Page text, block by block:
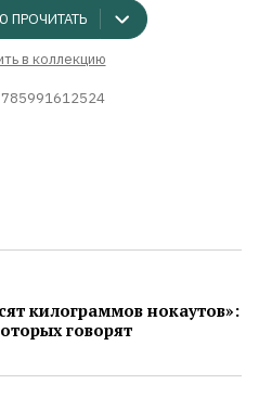
ПРОЧИТАТЬ
в коллекцию
килограммов нокаутов»:
говорят